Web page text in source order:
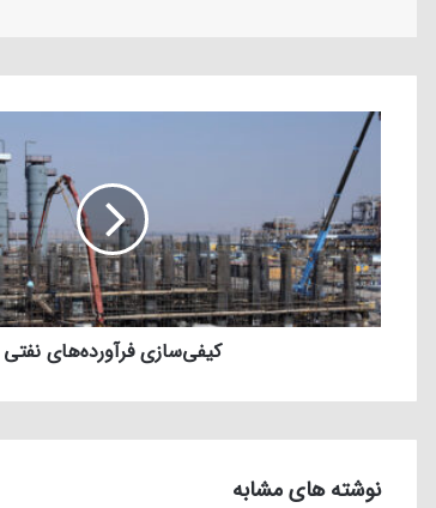
کیفی‌سازی فرآورده‌های نفتی
نوشته های مشابه